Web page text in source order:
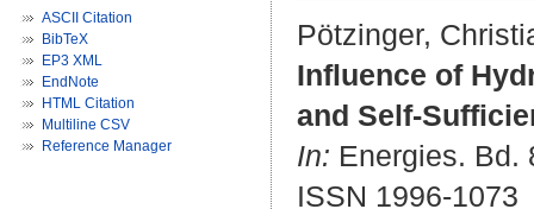
ASCII Citation
BibTeX
EP3 XML
EndNote
HTML Citation
Multiline CSV
Reference Manager
Pötzinger,
Influence of
and Self-
In: Energies. Bd.
ISSN 1996-1073